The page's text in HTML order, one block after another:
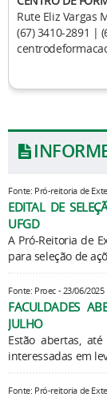
Rute Eliz Vargas
(67) 3410-2891 |
Fonte: Pró-reitoria de
EDITAL DE
UFGD
A Pró-Reitoria de
para seleção de
Fonte: Proec - 23/06/2025
FACULDADES
JULHO
Estão abertas,
interessadas em
Fonte: Pró-reitoria de